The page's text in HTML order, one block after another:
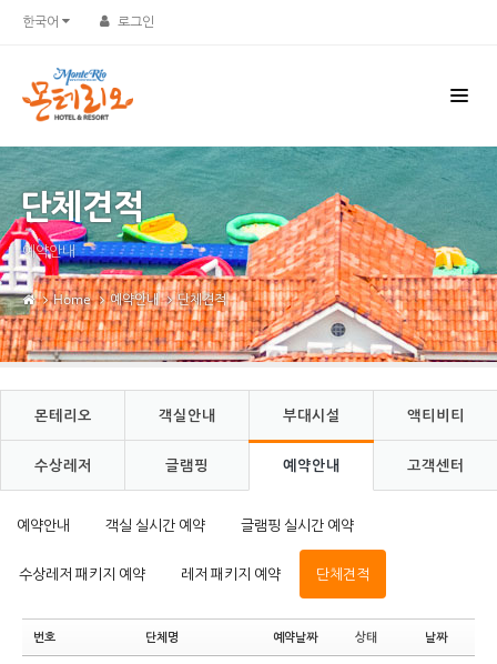
한국어 로그인
단체견적
예약안내
Home 예약안내 단체견적
몬테리오 객실안내 부대시설 액티비티
수상레저 글램핑 예약안내 고객센터
예약안내 객실 실시간 예약 글램핑 실시간 예약
수상레저 패키지 예약 레저 패키지 예약 단체견적
번호 단체명 예약날짜 상태 날짜
Sketchbook5, 스케치북5